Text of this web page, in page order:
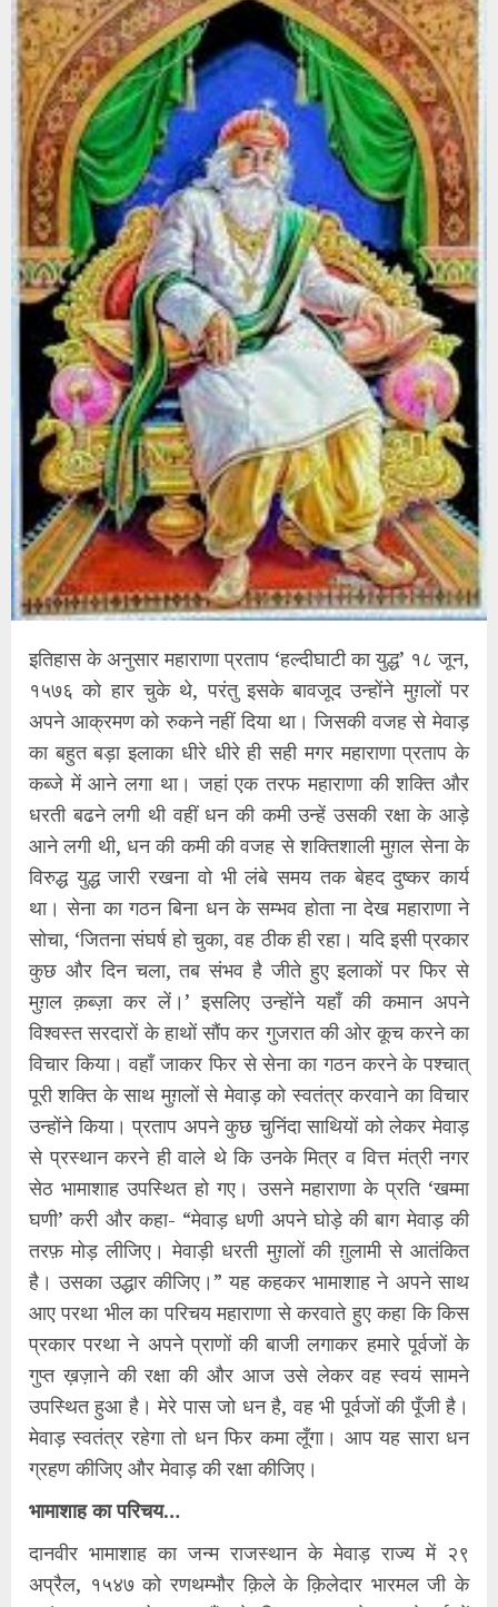
इतिहास के अनुसार महाराणा प्रताप ‘हल्दीघाटी का युद्ध’ १८ जून,
१५७६ को हार चुके थे, परंतु इसके बावजूद उन्होंने मुग़लों पर
अपने आक्रमण को रुकने नहीं दिया था। जिसकी वजह से मेवाड़
का बहुत बड़ा इलाका धीरे धीरे ही सही मगर महाराणा प्रताप के
कब्जे में आने लगा था। जहां एक तरफ महाराणा की शक्ति और
धरती बढने लगी थी वहीं धन की कमी उन्हें उसकी रक्षा के आड़े
आने लगी थी, धन की कमी की वजह से शक्तिशाली मुग़ल सेना के
विरुद्ध युद्ध जारी रखना वो भी लंबे समय तक बेहद दुष्कर कार्य
था। सेना का गठन बिना धन के सम्भव होता ना देख महाराणा ने
सोचा, ‘जितना संघर्ष हो चुका, वह ठीक ही रहा। यदि इसी प्रकार
कुछ और दिन चला, तब संभव है जीते हुए इलाकों पर फिर से
मुग़ल क़ब्ज़ा कर लें।’ इसलिए उन्होंने यहाँ की कमान अपने
विश्वस्त सरदारों के हाथों सौंप कर गुजरात की ओर कूच करने का
विचार किया। वहाँ जाकर फिर से सेना का गठन करने के पश्चात्
पूरी शक्ति के साथ मुग़लों से मेवाड़ को स्वतंत्र करवाने का विचार
उन्होंने किया। प्रताप अपने कुछ चुनिंदा साथियों को लेकर मेवाड़
से प्रस्थान करने ही वाले थे कि उनके मित्र व वित्त मंत्री नगर
सेठ भामाशाह उपस्थित हो गए। उसने महाराणा के प्रति ‘खम्मा
घणी’ करी और कहा- “मेवाड़ धणी अपने घोड़े की बाग मेवाड़ की
तरफ़ मोड़ लीजिए। मेवाड़ी धरती मुग़लों की ग़ुलामी से आतंकित
है। उसका उद्धार कीजिए।” यह कहकर भामाशाह ने अपने साथ
आए परथा भील का परिचय महाराणा से करवाते हुए कहा कि किस
प्रकार परथा ने अपने प्राणों की बाजी लगाकर हमारे पूर्वजों के
गुप्त ख़ज़ाने की रक्षा की और आज उसे लेकर वह स्वयं सामने
उपस्थित हुआ है। मेरे पास जो धन है, वह भी पूर्वजों की पूँजी है।
मेवाड़ स्वतंत्र रहेगा तो धन फिर कमा लूँगा। आप यह सारा धन
ग्रहण कीजिए और मेवाड़ की रक्षा कीजिए।
भामाशाह का परिचय…
दानवीर भामाशाह का जन्म राजस्थान के मेवाड़ राज्य में २९
अप्रैल, १५४७ को रणथम्भौर क़िले के क़िलेदार भारमल जी के